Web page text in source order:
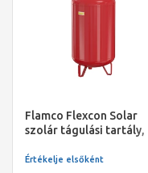
Flamco Flexcon Solar
szolár tágulási tartály,
Értékelje elsőként